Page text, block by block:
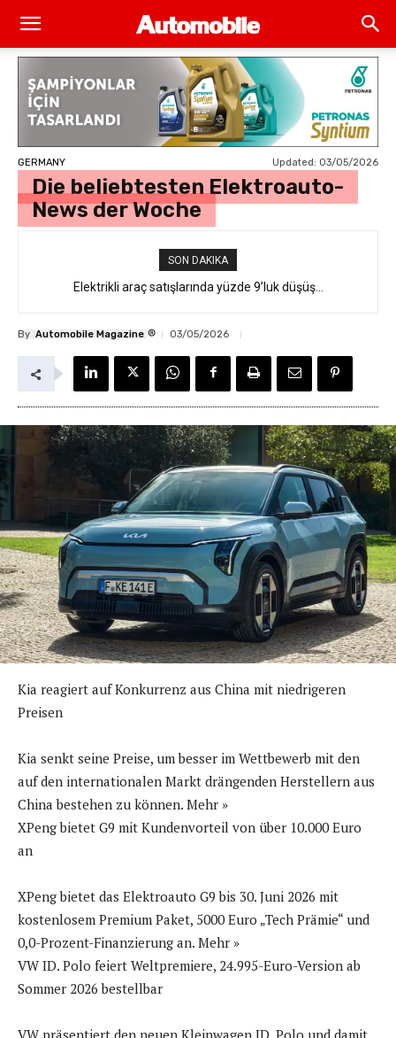
GERMANY Updated: 03/05/2026
Die beliebtesten Elektroauto-
News der Woche
SON DAKIKA
Elektrikli araç satışlarında yüzde 9’luk düşüş…
Opel’den Türkiye’de Dev Geri Çağırma Dalgası: Milyonlarca Aracı
By Automobile Magazine ® 03/05/2026
Kia reagiert auf Konkurrenz aus China mit niedrigeren
Preisen
Kia senkt seine Preise, um besser im Wettbewerb mit den
auf den internationalen Markt drängenden Herstellern aus
China bestehen zu können. Mehr »
XPeng bietet G9 mit Kundenvorteil von über 10.000 Euro
an
XPeng bietet das Elektroauto G9 bis 30. Juni 2026 mit
kostenlosem Premium Paket, 5000 Euro „Tech Prämie“ und
0,0-Prozent-Finanzierung an. Mehr »
VW ID. Polo feiert Weltpremiere, 24.995-Euro-Version ab
Sommer 2026 bestellbar
VW präsentiert den neuen Kleinwagen ID. Polo und damit